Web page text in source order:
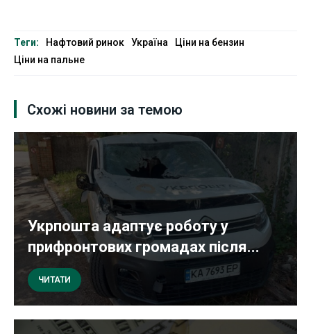
Теги: Нафтовий ринок Україна
Ціни на бензин
Ціни на пальне
Схожі новини за темою
Укрпошта адаптує роботу у
прифронтових громадах після...
ЧИТАТИ